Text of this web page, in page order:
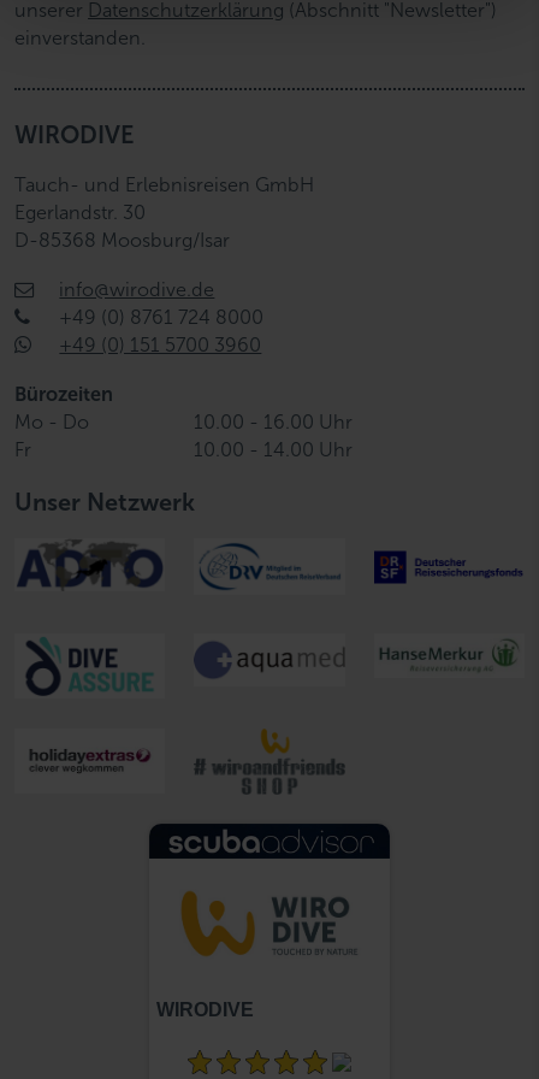
w
a
unserer Datenschutzerklärung (Abschnitt "Newsletter")
einverstanden.
WIRODIVE
Tauch- und Erlebnisreisen GmbH
Egerlandstr. 30
D-85368 Moosburg/Isar
info@wirodive.de
+49 (0) 8761 724 8000
+49 (0) 151 5700 3960
Bürozeiten
Mo - Do
10.00 - 16.00 Uhr
Fr
10.00 - 14.00 Uhr
Unser Netzwerk
WIRODIVE